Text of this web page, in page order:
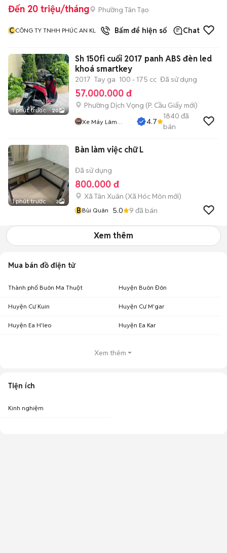
Đến 20 triệu/tháng Phường Tân Tạo
CCÔNG TY TNHH PHÚC AN KL Bấm để hiện số Chat
1 phút trước 20
Sh 150fi cuối 2017 panh ABS đèn led
khoá smartkey
2017 Tay ga 100 - 175 cc Đã sử dụng
57.000.000 đ
Phường Dịch Vọng (P. Cầu Giấy mới)
Xe Máy Lâm
4.7
1840 đã
bán
1 phút trước 3
Bàn làm việc chữ L
Đã sử dụng
800.000 đ
Xã Tân Xuân (Xã Hóc Môn mới)
BBùi Quân 5.0 9 đã bán
Xem thêm
Mua bán đồ điện tử
Thành phố Buôn Ma Thuột Huyện Buôn Đôn
Huyện Cư Kuin Huyện Cư M'gar
Huyện Ea H'leo Huyện Ea Kar
Xem thêm
Tiện ích
Kinh nghiệm